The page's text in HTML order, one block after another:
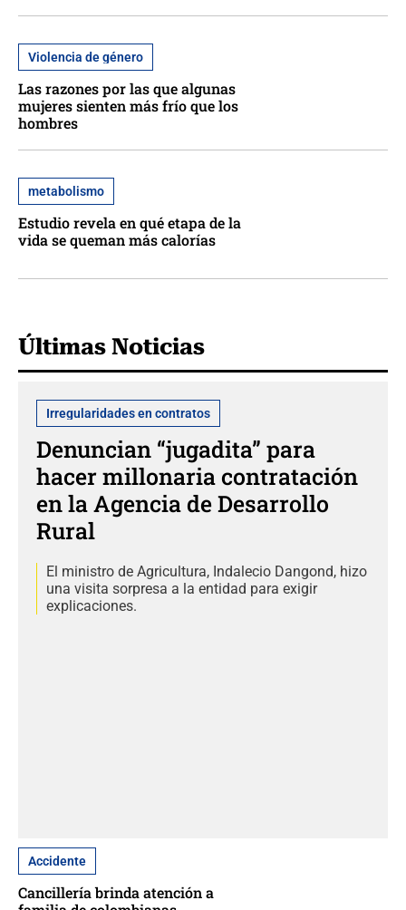
Violencia de género
Las razones por las que algunas
mujeres sienten más frío que los
hombres
metabolismo
Estudio revela en qué etapa de la
vida se queman más calorías
Últimas Noticias
Irregularidades en contratos
Denuncian “jugadita” para
hacer millonaria contratación
en la Agencia de Desarrollo
Rural
El ministro de Agricultura, Indalecio Dangond, hizo
una visita sorpresa a la entidad para exigir
explicaciones.
Accidente
Cancillería brinda atención a